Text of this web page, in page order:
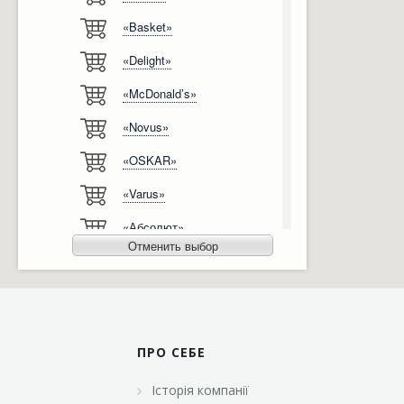
Відгуки
Ліцензії, сертифікати, дипломи
Автоматизація
Сервіс
«Basket»
«Delight»
«McDonald’s»
«Novus»
«OSKAR»
«Varus»
«Абсолют»
«Агро-Овен»
«Бімаркет»
«Брусничка»
Отменить выбор
ПРО СЕБЕ
Історія компанії